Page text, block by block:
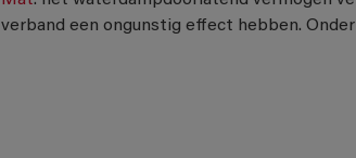
verband een ongunstig effect hebben.